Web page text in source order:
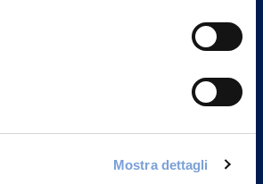
Mostra dettagli